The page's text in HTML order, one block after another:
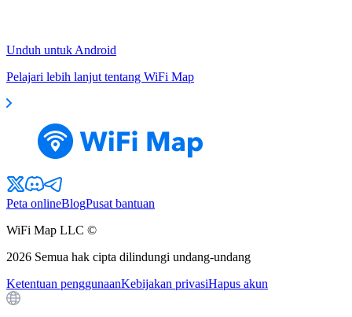
Unduh untuk Android
Pelajari lebih lanjut tentang WiFi Map
Peta onlineBlogPusat bantuan
WiFi Map LLC ©
2026 Semua hak cipta dilindungi undang-undang
Ketentuan penggunaanKebijakan privasiHapus akun